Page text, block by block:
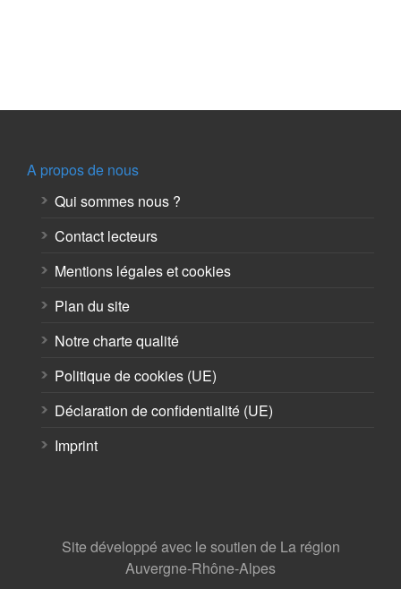
A propos de nous
Qui sommes nous ?
Contact lecteurs
Mentions légales et cookies
Plan du site
Notre charte qualité
Politique de cookies (UE)
Déclaration de confidentialité (UE)
Imprint
Site développé avec le soutien de La région
Auvergne-Rhône-Alpes